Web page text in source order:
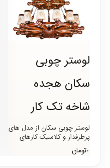
لوستر چوبی
سکان هجده
شاخه تک کار
لوستر چوبی سکان از مدل های
پرطرفدار و کلاسیک کارهای
چوبی است که در طراحی و
ساختار آن از سکان کشتی ال..0تومان